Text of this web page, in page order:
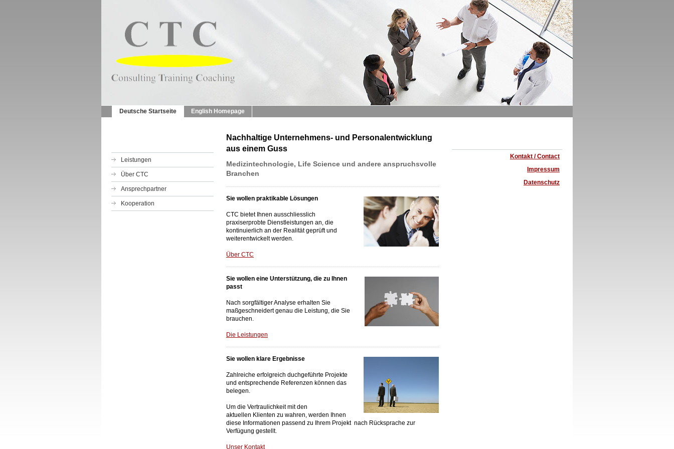
Deutsche Startseite English Homepage
Leistungen
Über CTC
Ansprechpartner
Kooperation
Nachhaltige Unternehmens- und Personalentwicklung
aus einem Guss
Medizintechnologie, Life Science und andere anspruchsvolle
Branchen
Sie wollen praktikable Lösungen
CTC bietet Ihnen ausschliesslich
praxiserprobte Dienstleistungen an, die
kontinuierlich an der Realität geprüft und
weiterentwickelt werden.
Über CTC
Sie wollen eine Unterstützung, die zu Ihnen
passt
Nach sorgfältiger Analyse erhalten Sie
maßgeschneidert genau die Leistung, die Sie
brauchen.
Die Leistungen
Sie wollen klare Ergebnisse
Zahlreiche erfolgreich duchgeführte Projekte
und entsprechende Referenzen können das
belegen.
Um die Vertraulichkeit mit den
aktuellen Klienten zu wahren, werden Ihnen
diese Informationen passend zu Ihrem Projekt nach Rücksprache zur
Verfügung gestellt.
Unser Kontakt
Kontakt / Contact
Impressum
Datenschutz